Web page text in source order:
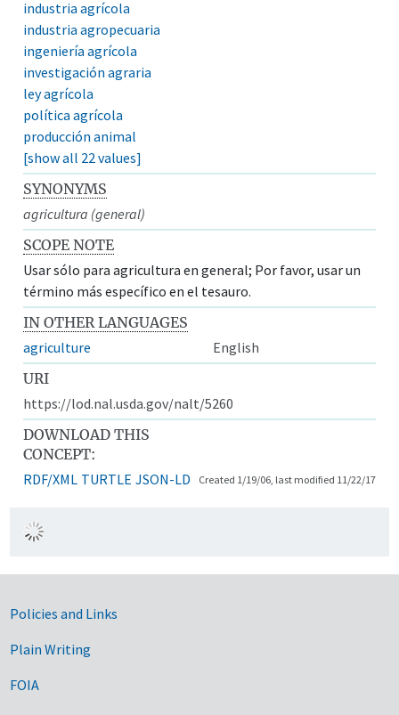
industria agrícola
industria agropecuaria
ingeniería agrícola
investigación agraria
ley agrícola
política agrícola
producción animal
[show all 22 values]
SYNONYMS
agricultura (general)
SCOPE NOTE
Usar sólo para agricultura en general; Por favor, usar un
término más específico en el tesauro.
IN OTHER LANGUAGES
agriculture
English
URI
https://lod.nal.usda.gov/nalt/5260
DOWNLOAD THIS
CONCEPT:
RDF/XML TURTLE JSON-LD Created 1/19/06, last modified 11/22/17
Government Links
Policies and Links
Plain Writing
FOIA